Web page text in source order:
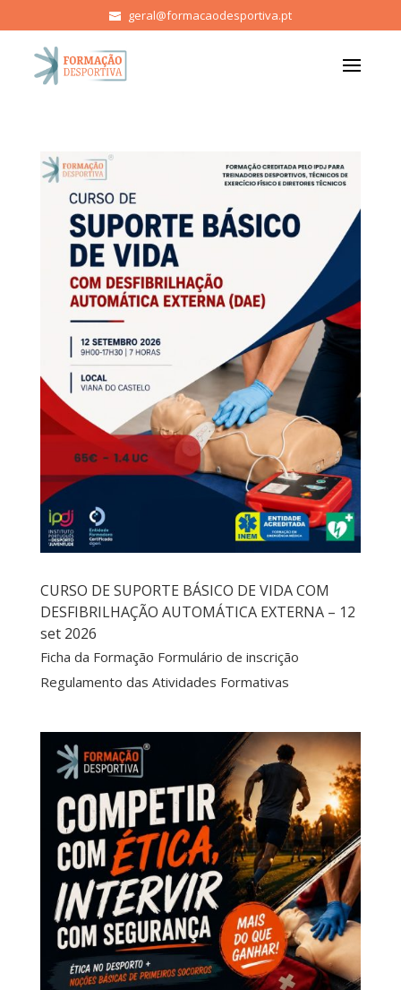
geral@formacaodesportiva.pt
CURSO DE SUPORTE BÁSICO DE VIDA COM
DESFIBRILHAÇÃO AUTOMÁTICA EXTERNA – 12
set 2026
Ficha da Formação Formulário de inscrição
Regulamento das Atividades Formativas